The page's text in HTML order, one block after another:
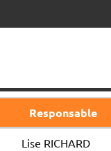
Responsable
Lise RICHARD